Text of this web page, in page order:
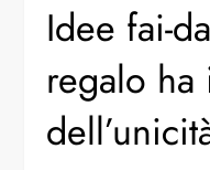
Idee fai-
regalo ha